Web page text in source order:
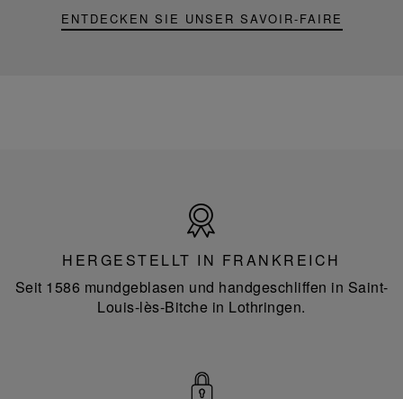
ENTDECKEN SIE UNSER SAVOIR-FAIRE
Frankreich
HERGESTELLT IN FRANKREICH
Seit 1586 mundgeblasen und handgeschliffen in Saint-
Louis-lès-Bitche in Lothringen.